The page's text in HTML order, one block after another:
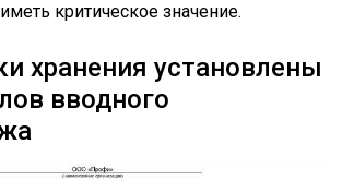
критическое значение.
хранения установлены
вводного